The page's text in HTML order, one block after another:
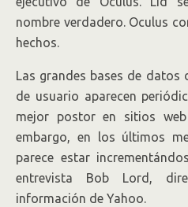
nombre verdadero. Oculus
hechos.
Las grandes bases de datos
de usuario aparecen
mejor postor en sitios
embargo, en los últimos
parece estar
entrevista Bob Lord,
información de Yahoo.